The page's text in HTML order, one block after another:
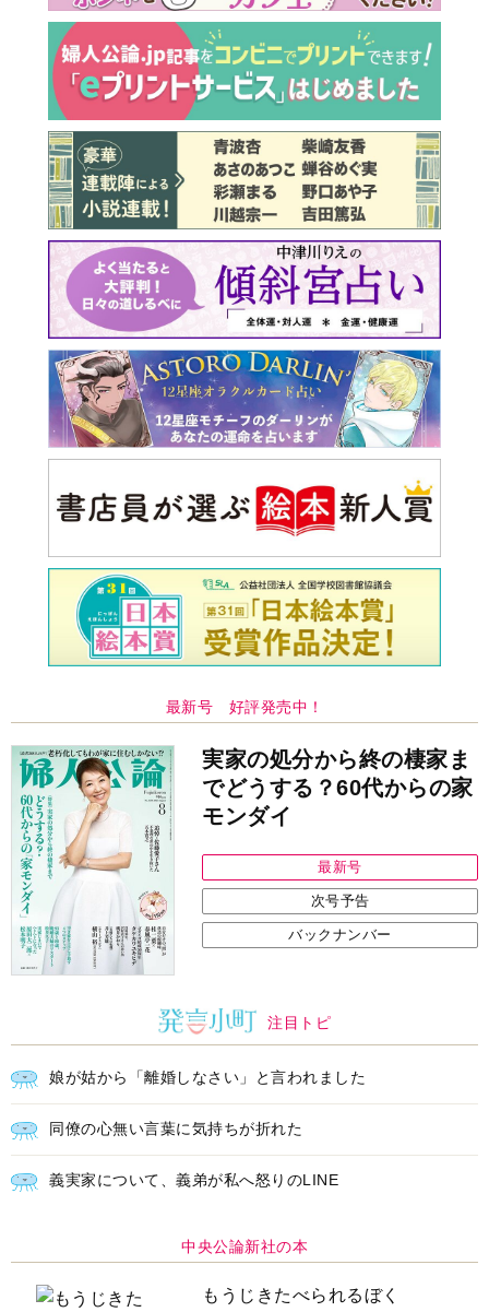
最新号 好評発売中！
実家の処分から終の棲家ま
でどうする？60代からの家
モンダイ
最新号
次号予告
バックナンバー
注目トピ
娘が姑から「離婚しなさい」と言われました
同僚の心無い言葉に気持ちが折れた
義実家について、義弟が私へ怒りのLINE
中央公論新社の本
もうじきたべられるぼく